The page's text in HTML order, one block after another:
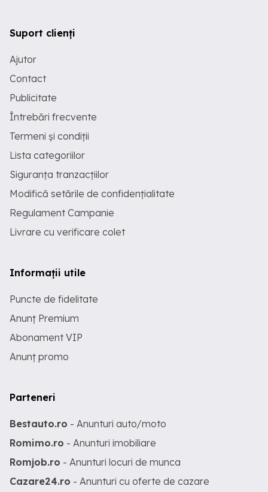
Suport clienți
Ajutor
Contact
Publicitate
Întrebări frecvente
Termeni și condiții
Lista categoriilor
Siguranța tranzacțiilor
Modifică setările de confidențialitate
Regulament Campanie
Livrare cu verificare colet
Informații utile
Puncte de fidelitate
Anunț Premium
Abonament VIP
Anunț promo
Parteneri
Bestauto.ro - Anunturi auto/moto
Romimo.ro - Anunturi imobiliare
Romjob.ro - Anunturi locuri de munca
Cazare24.ro - Anunturi cu oferte de cazare